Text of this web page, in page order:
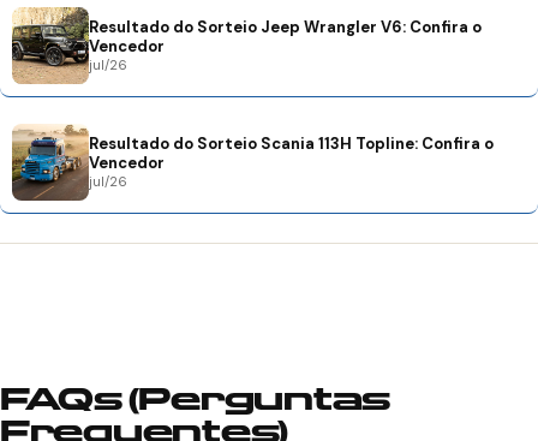
Resultado do Sorteio Jeep Wrangler V6: Confira o
Vencedor
jul/26
Resultado do Sorteio Scania 113H Topline: Confira o
Vencedor
jul/26
FAQs (Perguntas
Frequentes)